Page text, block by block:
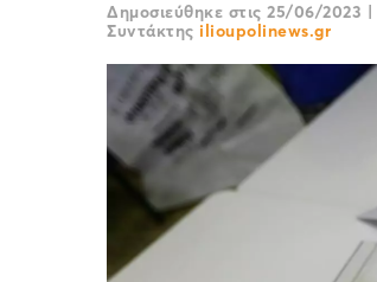
Δημοσιεύθηκε στις 25/06/2023 |
Συντάκτης ilioupolinews.gr